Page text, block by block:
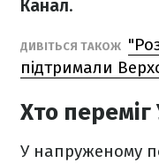
Канал.
ДИВІТЬСЯ ТАКОЖ
підтримали
Хто
У напруженому